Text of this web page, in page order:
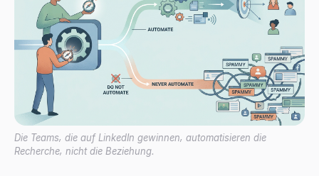
Die Teams, die auf LinkedIn gewinnen, automatisieren die
Recherche, nicht die Beziehung.